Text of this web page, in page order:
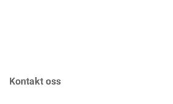
Kontakt oss